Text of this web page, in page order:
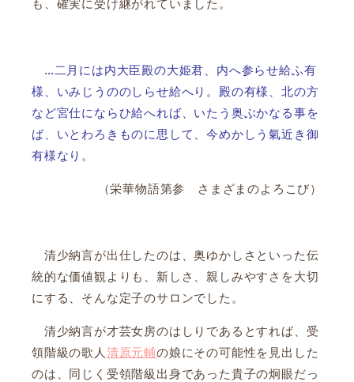
も、確実に受け継がれていました。
…二月には内大臣殿の大姫君、内へ参らせ給ふ有
様、いみじうののしらせ給へり。殿の有様、北の方
など宮仕にならひ給へれば、いたう奥ぶかなる事を
ば、いとわろきものに思して、今めかしう氣近き御
有様なり。
（栄華物語第参 さまざまのよろこび）
清少納言が出仕したのは、奥ゆかしさといった伝
統的な価値観よりも、新しさ、親しみやすさを大切
にする、そんな定子のサロンでした。
清少納言が才芸女房のはしりであるとすれば、受
領階級の歌人 清原元輔の娘にその可能性を見出した
のは、同じく受領階級出身であった貴子の炯眼だっ